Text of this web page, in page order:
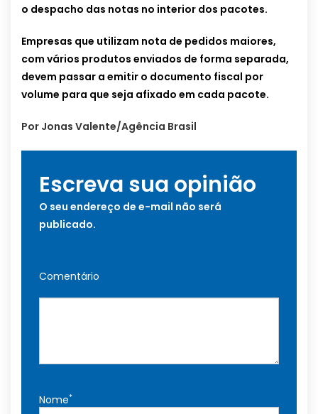
o despacho das notas no interior dos pacotes.
Empresas que utilizam nota de pedidos maiores,
com vários produtos enviados de forma separada,
devem passar a emitir o documento fiscal por
volume para que seja afixado em cada pacote.
Por Jonas Valente/Agência Brasil
Escreva sua opinião
O seu endereço de e-mail não será
publicado.
Comentário
Nome*